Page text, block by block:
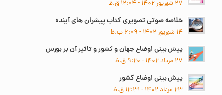
۲۷ شهریور ۱۴۰۲ - ۱۲:۰۴ ق.ظ
خلاصه صوتی تصویری کتاب پیشران های آینده
۱۴ شهریور ۱۴۰۲ - ۶:۰۹ ب.ظ
پیش بینی اوضاع جهان و کشور و تاثیر آن بر بورس
۲۷ مرداد ۱۴۰۲ - ۹:۲۰ ق.ظ
پیش بینی اوضاع کشور
۲۳ مرداد ۱۴۰۲ - ۱۲:۳۱ ق.ظ